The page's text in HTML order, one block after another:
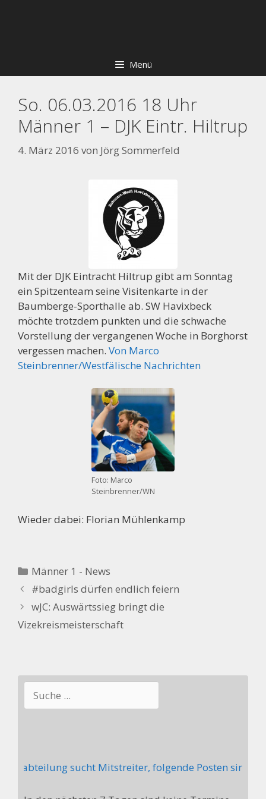
Menü
So. 06.03.2016 18 Uhr
Männer 1 – DJK Eintr. Hiltrup
4. März 2016 von Jörg Sommerfeld
Mit der DJK Eintracht Hiltrup gibt am Sonntag
ein Spitzenteam seine Visitenkarte in der
Baumberge-Sporthalle ab. SW Havixbeck
möchte trotzdem punkten und die schwache
Vorstellung der vergangenen Woche in Borghorst
vergessen machen. Von Marco
Steinbrenner/Westfälische Nachrichten
Foto: Marco
Steinbrenner/WN
Wieder dabei: Florian Mühlenkamp
Kategorien
Männer 1 - News
#badgirls dürfen endlich feiern
wJC: Auswärtssieg bringt die
Vizekreismeisterschaft
Suchen
sucht Mitstreiter, folgende Posten sind